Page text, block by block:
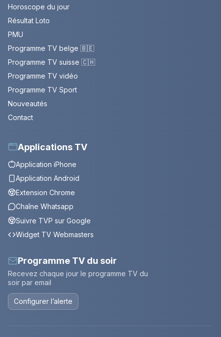
Horoscope du jour
Résultat Loto
PMU
Programme TV belge 🇧🇪
Programme TV suisse 🇨🇭
Programme TV vidéo
Programme TV Sport
Nouveautés
Contact
Applications TV
Application iPhone
Application Android
Extension Chrome
Chaîne Whatsapp
Suivre TVP sur Google
Widget TV Webmasters
Programme TV du soir
Recevez chaque jour le programme TV du
soir par email
Configurer l’alerte